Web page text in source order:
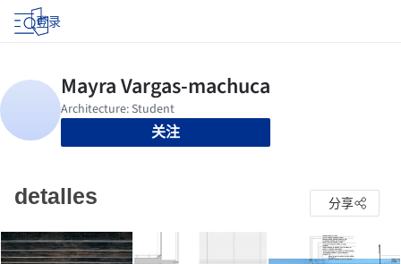
登录
关注
detalles 分享